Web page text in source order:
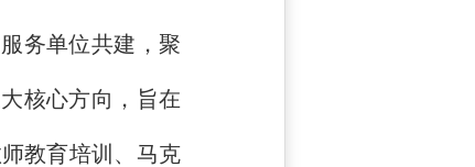
务单位共建，聚
核心方向，旨在
教育培训、马克